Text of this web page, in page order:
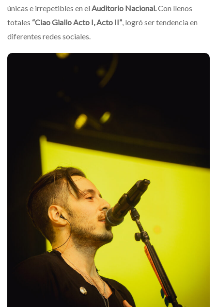
únicas e irrepetibles en el Auditorio Nacional.Con llenos
totales “Ciao Giallo Acto I, Acto II”, logró ser tendencia en
diferentes redes sociales.